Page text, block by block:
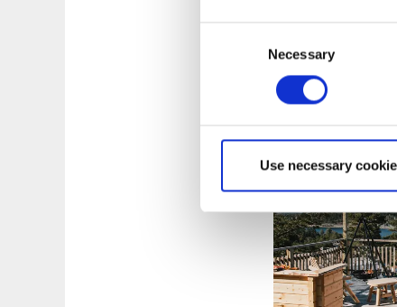
Necessary
Use necessary
Vidunderlig
Lagunen